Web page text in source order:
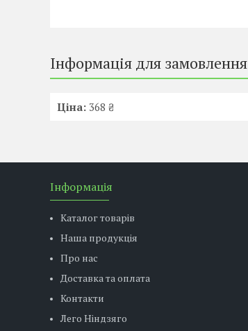
Інформація для замовлення
Ціна: 368 ₴
Інформація
Каталог товарів
Наша продукція
Про нас
Доставка та оплата
Контакти
Лего Ніндзяго